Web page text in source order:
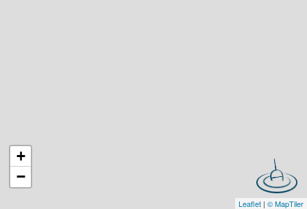
+
−
Leaflet | © MapTiler